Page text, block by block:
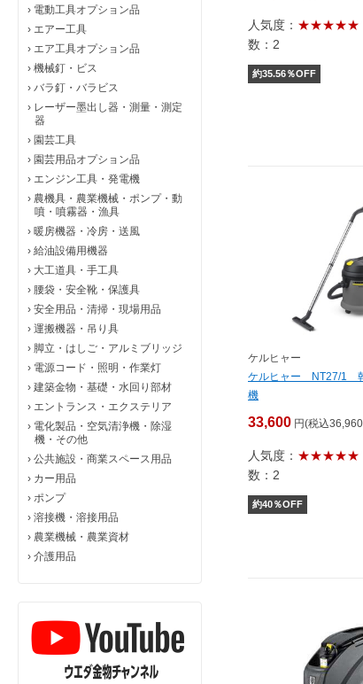
› 電動工具オプション品
› エアー工具
› エア工具オプション品
› 機械釘・ビス
› バラ釘・バラビス
› レーザー墨出し器・測量・測定
器
› 園芸工具
› 園芸用品オプション品
› エンジン工具・発電機
› 農機具・農業機械・ポンプ・動
噴・噴霧器・漁具
› 暖房機器・冷房・送風
› 給油設備用機器
› 大工道具・手工具
› 腰袋・安全靴・保護具
› 安全用品・清掃・現場用品
› 運搬機器・吊り具
› 脚立・はしご・アルミブリッジ
› 電源コード・照明・作業灯
› 建築金物・基礎・水回り部材
› エントランス・エクステリア
› 電化製品・空気清浄機・除湿
機・その他
› 公共施設・商業スペース用品
› カー用品
› ポンプ
› 溶接機・溶接用品
› 農業機械・農業資材
› 介護用品
人気度： ★★★★★
数：2
約35.56％OFF
ケルヒャー
ケルヒャー NT27/1
機
33,600 円(税込
人気度： ★★★★★
数：2
約40％OFF